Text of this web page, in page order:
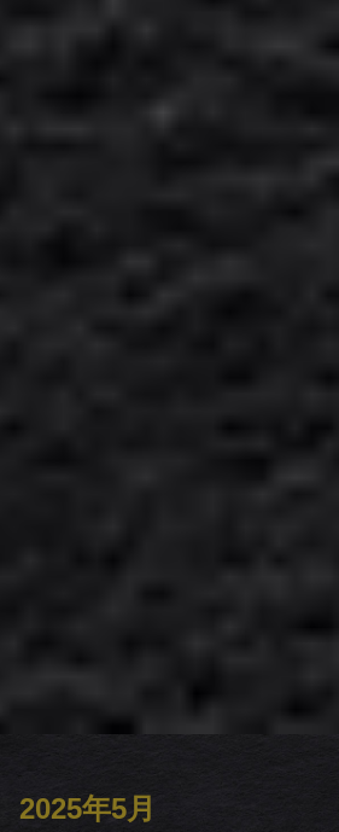
2025年5月